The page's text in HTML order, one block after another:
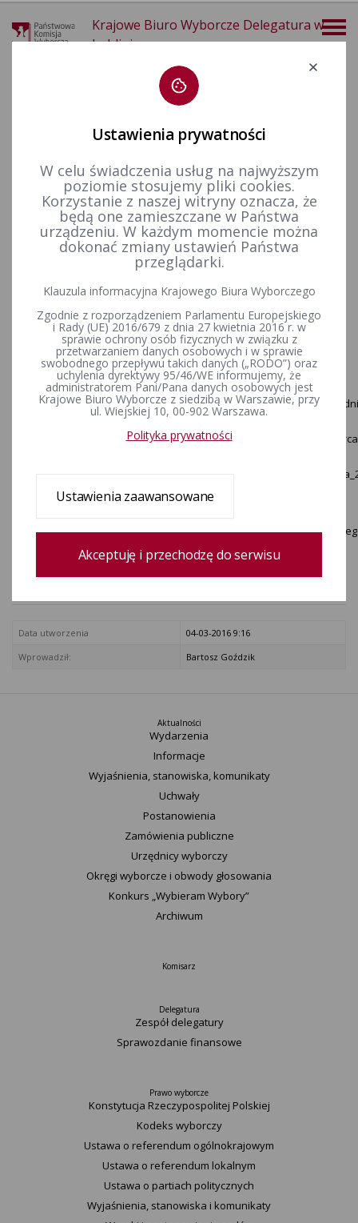
Krajowe Biuro Wyborcze Delegatura w
Lublinie
Wybory samorządowe i referenda lokalne Wybory i referenda w toku kadencji
Kadencja 2006-2010
Zmiany w składach
Zmiany w składzie Rady Miasta Lublin w toku kadencji w latach 2006-2010
Zmiany w składzie Rady Miasta
Lublin w toku kadencji w
latach 2006-2010
ZAŁĄCZNIKI
Rejestr zmian
Data utworzenia
04-03-2016 9:16
Wprowadził:
Bartosz Goździk
Aktualności
Wydarzenia
Informacje
Wyjaśnienia, stanowiska, komunikaty
Uchwały
Postanowienia
Zamówienia publiczne
Urzędnicy wyborczy
Okręgi wyborcze i obwody głosowania
Konkurs „Wybieram Wybory”
Archiwum
Komisarz
Delegatura
Zespół delegatury
Sprawozdanie finansowe
Prawo wyborcze
Konstytucja Rzeczypospolitej Polskiej​
Kodeks wyborczy
Ustawa o referendum ogólnokrajowym
Ustawa o referendum lokalnym
Ustawa o partiach politycznych
Wyjaśnienia, stanowiska i komunikaty
Ustawienia prywatności
W celu świadczenia usług na najwyższym
poziomie stosujemy pliki cookies.
Korzystanie z naszej witryny oznacza, że
będą one zamieszczane w Państwa
urządzeniu. W każdym momencie można
dokonać zmiany ustawień Państwa
przeglądarki.
Klauzula informacyjna Krajowego Biura Wyborczego
Zgodnie z rozporządzeniem Parlamentu Europejskiego
i Rady (UE) 2016/679 z dnia 27 kwietnia 2016 r. w
sprawie ochrony osób fizycznych w związku z
przetwarzaniem danych osobowych i w sprawie
swobodnego przepływu takich danych („RODO”) oraz
uchylenia dyrektywy 95/46/WE informujemy, że
administratorem Pani/Pana danych osobowych jest
Krajowe Biuro Wyborcze z siedzibą w Warszawie, przy
ul. Wiejskiej 10, 00-902 Warszawa.
Polityka prywatności
Ustawienia zaawansowane
Akceptuję i przechodzę do serwisu